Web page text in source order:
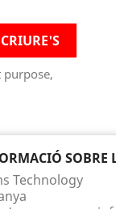
purpose,
SOBRE
Technology